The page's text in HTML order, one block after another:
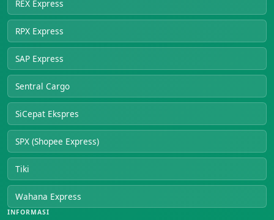
REX Express
RPX Express
SAP Express
Sentral Cargo
SiCepat Ekspres
SPX (Shopee Express)
Tiki
Wahana Express
INFORMASI